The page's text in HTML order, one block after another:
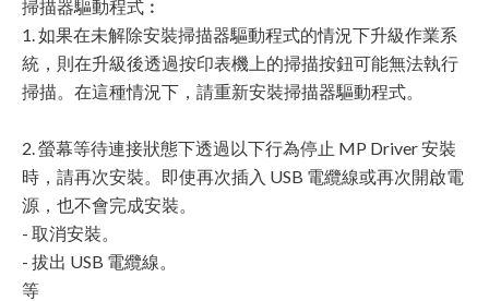
掃描器驅動程式︰
1. 如果在未解除安裝掃描器驅動程式的情況下升級作業系
統，則在升級後透過按印表機上的掃描按鈕可能無法執行
掃描。在這種情況下，請重新安裝掃描器驅動程式。
2. 螢幕等待連接狀態下透過以下行為停止 MP Driver 安裝
時，請再次安裝。即使再次插入 USB 電纜線或再次開啟電
源，也不會完成安裝。
- 取消安裝。
- 拔出 USB 電纜線。
等